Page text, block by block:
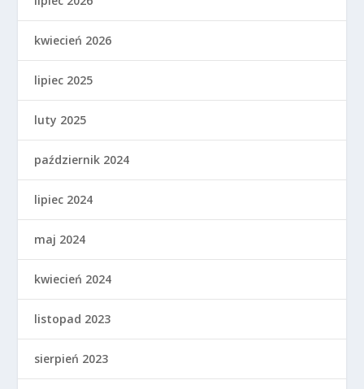
kwiecień 2026
lipiec 2025
luty 2025
październik 2024
lipiec 2024
maj 2024
kwiecień 2024
listopad 2023
sierpień 2023